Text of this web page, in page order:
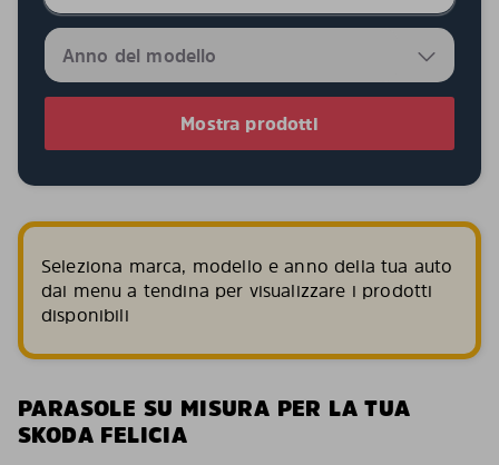
Mostra prodotti
Seleziona marca, modello e anno della tua auto
dai menu a tendina per visualizzare i prodotti
disponibili
PARASOLE SU MISURA PER LA TUA
SKODA FELICIA